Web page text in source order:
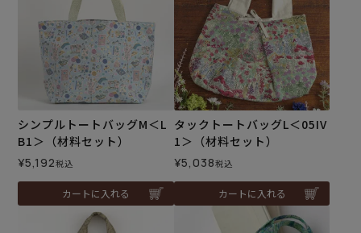
シンプルトートバッグM＜L
B1＞（材料セット）
¥5,192税込
カートに入れる
タックトートバッグL＜05IV
1＞（材料セット）
¥5,038税込
カートに入れる